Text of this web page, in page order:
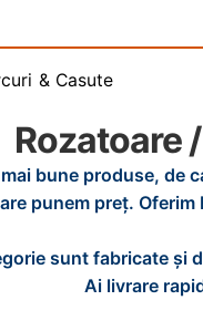
& Casute
Rozatoare
bune produse,
punem preț.
sunt fabricate și
Ai livrare